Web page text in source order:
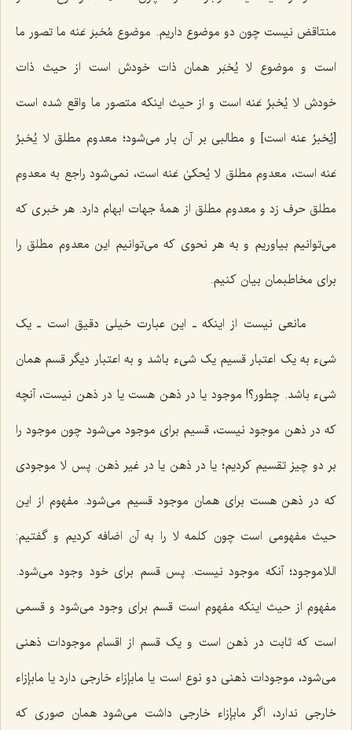
منتاقض نیست چون دو موضوع داریم. موضوع مُخبرَ عَنهما تصور ما
است و موضوع لا یُخبَر همان ذات خودش است از حیث ذات
خودش لا یُخبرُ عَنهاست و از حیث اینکه متصور ما واقع شده است
[یُخبرُ عنهاست] و مطالبی بر آن بار می‌شود؛ معدوم مطلق لا یُخبرُ
عَنهاست، معدوم مطلق لا یُحکیٰ عَنهاست، نمی‌شود راجع به معدوم
مطلق حرف زد و معدوم مطلق از همۀ جهات ابهام دارد. هر خبری که
می‌توانیم بیاوریم و به هر نحوی که می‌توانیم این معدوم مطلق را
برای مخاطبمان بیان کنیم.
مانعی نیست از اینکه ـ این عبارت خیلی دقیق است ـ یک
شیء به یک اعتبار قسیم یک شیء باشد و به اعتبار دیگر قسم همان
شیء باشد. چطور؟! موجود یا در ذهن هست یا در ذهن نیست، آنچه
که در ذهن موجود نیست، قسیم برای موجود می‌شود چون موجود را
بر دو چیز تقسیم کردیم؛ یا در ذهن یا در غیر ذهن. پس لا موجودی
که در ذهن هست برای همان موجود قسیم می‌شود. مفهوم از این
حیث مفهومی است چون کلمه لا را به آن اضافه کردیم و گفتیم:
اللاموجود؛ آنکه موجود نیست. پس قسم برای خود وجود می‌شود.
مفهوم از حیث اینکه مفهوم است قسم برای وجود می‌شود و قسمی
است که ثابت در ذهن است و یک قسم از اقسام موجودات ذهنی
می‌شود، موجودات ذهنی دو نوع است یا مابإزاء خارجی دارد یا مابإزاء
خارجی ندارد، اگر مابإزاء خارجی داشت می‌شود همان صوری که